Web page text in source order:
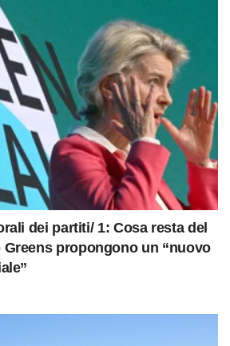
dei partiti/ 1: Cosa resta del
Greens propongono un “nuovo